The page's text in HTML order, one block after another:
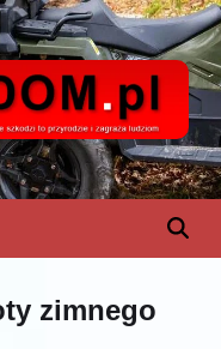
zimnego